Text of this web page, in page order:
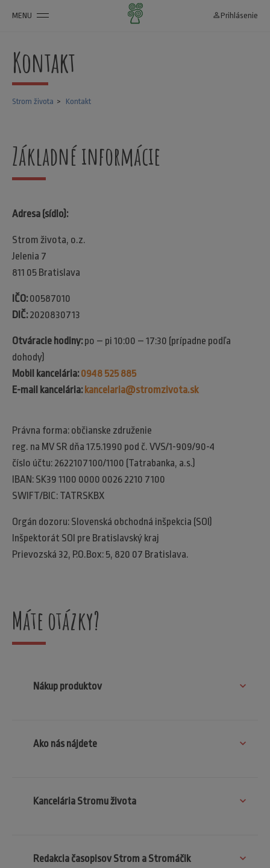
MENU person_outline Prihlásenie
Kontakt
Strom života Kontakt
Základné informácie
Adresa (sídlo):
Strom života, o.z.
Jelenia 7
811 05 Bratislava
IČO:00587010
DIČ:2020830713
Otváracie hodiny:po – pi 10:00 – 17:30 (prípadne podľa
dohody)
Mobil kancelária:0948 525 885
E-mail kancelária:kancelaria@stromzivota.sk
Právna forma: občianske združenie
reg. na MV SR dňa 17.5.1990 pod č. VVS/1-909/90-4
číslo účtu: 2622107100/1100 (Tatrabanka, a.s.)
IBAN: SK39 1100 0000 0026 2210 7100
SWIFT/BIC: TATRSKBX
Orgán dozoru: Slovenská obchodná inšpekcia (SOI)​
Inšpektorát SOI pre Bratislavský kraj​
Prievozská 32, P.O.Box: 5, 820 07 Bratislava.
Máte otázky?
Nákup produktov
Ako nás nájdete
Kancelária Stromu života
Redakcia časopisov Strom a Stromáčik